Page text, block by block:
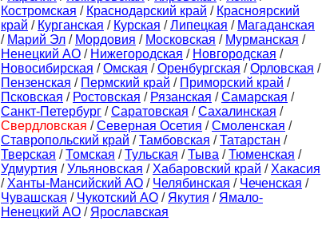
Костромская / Краснодарский край / Красноярский
край / Курганская / Курская /Липецкая / Магаданская
/ Марий Эл / Мордовия / Московская / Мурманская /
Ненецкий АО / Нижегородская / Новгородская /
Новосибирская /Омская /Оренбургская /Орловская /
Пензенская / Пермский край / Приморский край /
Псковская / Ростовская / Рязанская /Самарская /
Санкт-Петербург /Саратовская /Сахалинская /
Свердловская /Северная Осетия /Смоленская /
Ставропольский край /Тамбовская /Татарстан /
Тверская /Томская /Тульская /Тыва /Тюменская /
Удмуртия /Ульяновская / Хабаровский край / Хакасия
/ Ханты-Мансийский АО / Челябинская / Чеченская /
Чувашская / Чукотский АО / Якутия / Ямало-
Ненецкий АО / Ярославская